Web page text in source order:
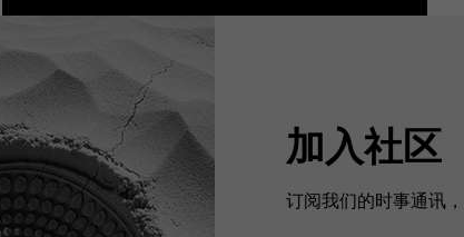
加入社区
订阅我们的时事通讯